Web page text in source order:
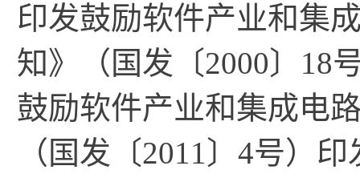
印发鼓励软件产业和集
知》（国发〔2000〕18
鼓励软件产业和集成电
（国发〔2011〕4号）